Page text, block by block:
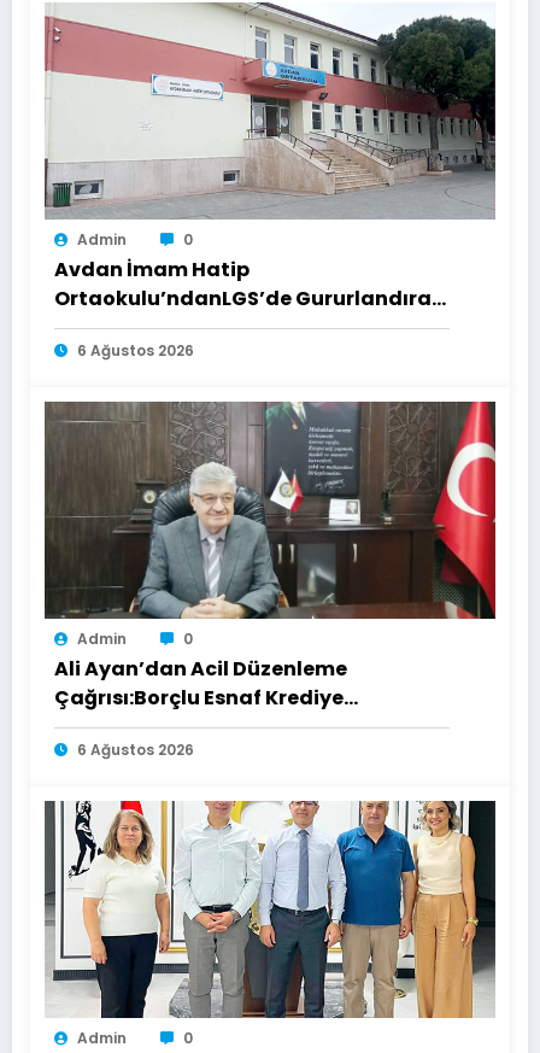
Admin 0
Avdan İmam Hatip
Ortaokulu’ndanLGS’de Gururlandıran
Başarı
6 Ağustos 2026
Admin 0
Ali Ayan’dan Acil Düzenleme
Çağrısı:Borçlu Esnaf Krediye
Ulaşamıyor
6 Ağustos 2026
Admin 0